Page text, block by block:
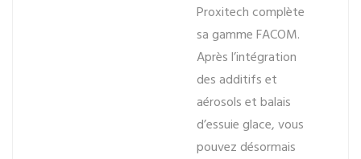
Proxitech complète
sa gamme FACOM.
Après l’intégration
des additifs et
aérosols et balais
d’essuie glace, vous
pouvez désormais